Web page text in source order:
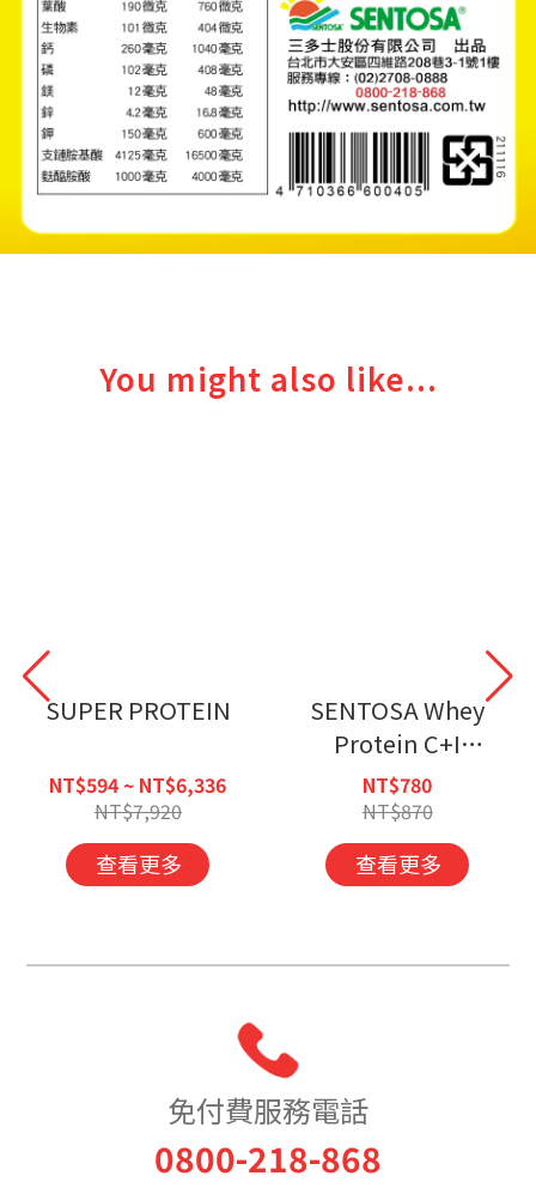
You might also like...
SUPER PROTEIN
NT$594 ~ NT$6,336
NT$7,920
查看更多
SENTOSA Whey
Protein C+I
Concentrate +
Isolate
NT$780
NT$870
查看更多
免付費服務電話
0800-218-868